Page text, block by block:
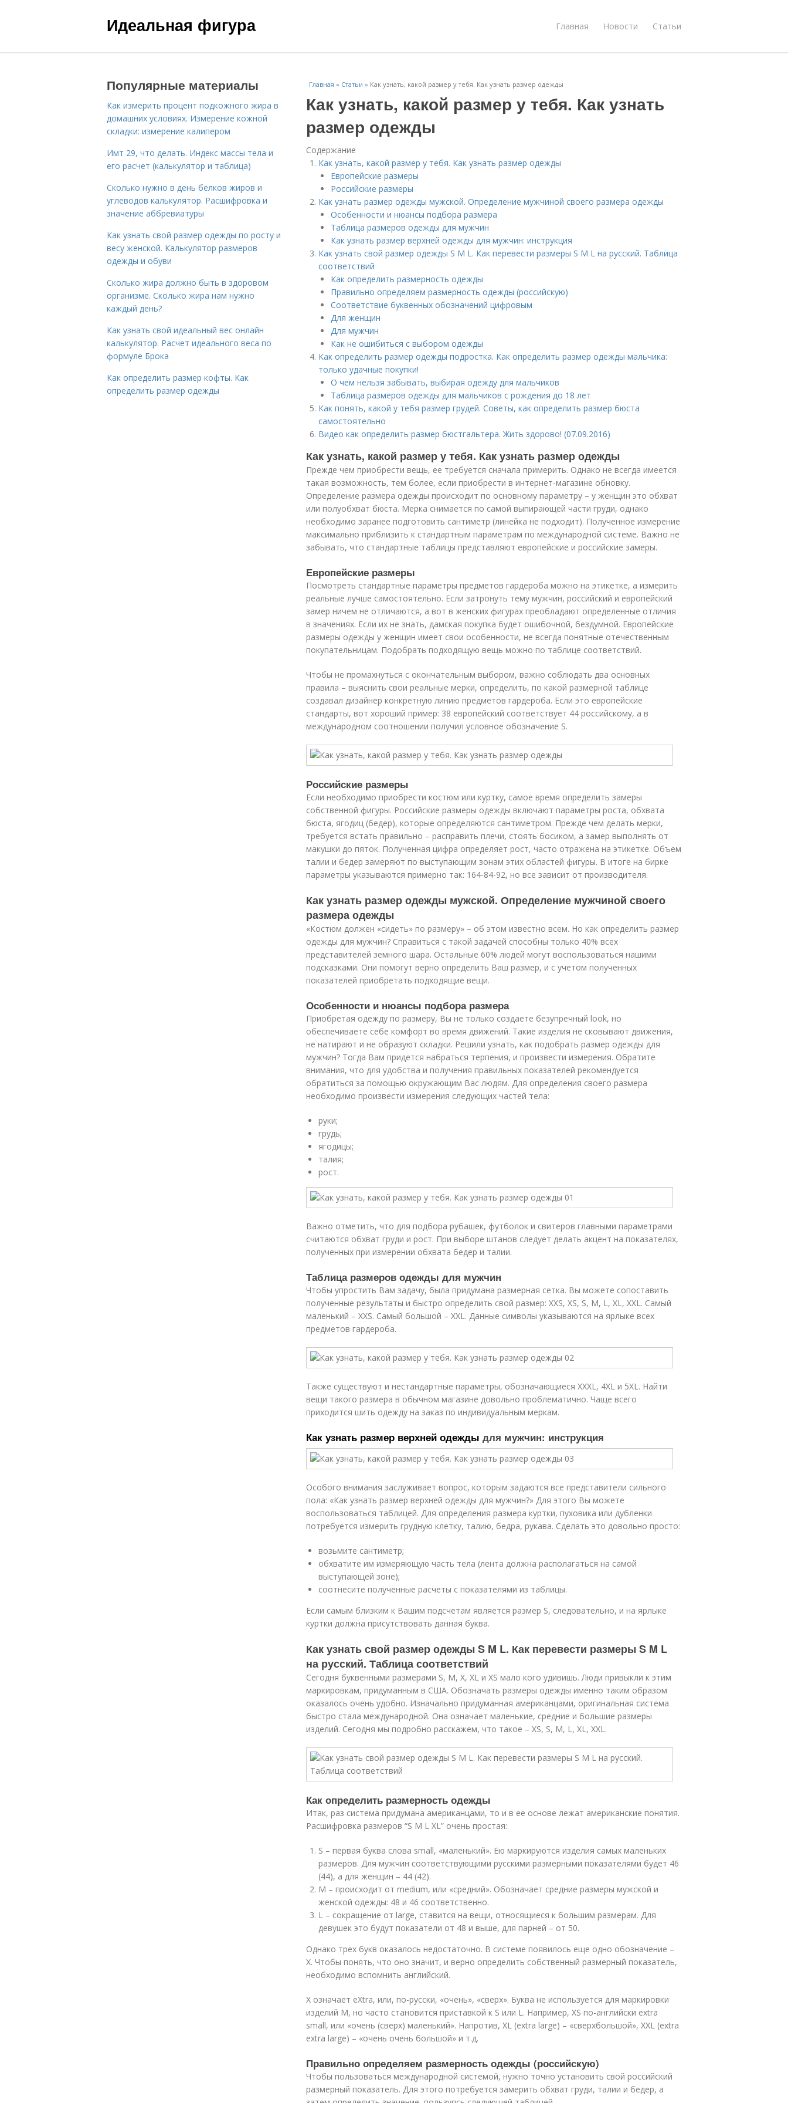
Идеальная фигура Главная Новости Статьи
Главная » Статьи » Как узнать, какой размер у тебя. Как узнать размер одежды
Как узнать, какой размер у тебя. Как узнать
размер одежды
Содержание
Как узнать, какой размер у тебя. Как узнать размер одежды
Европейские размеры
Российские размеры
Как узнать размер одежды мужской. Определение мужчиной своего размера одежды
Особенности и нюансы подбора размера
Таблица размеров одежды для мужчин
Как узнать размер верхней одежды для мужчин: инструкция
Как узнать свой размер одежды S M L. Как перевести размеры S M L на русский. Таблица
соответствий
Как определить размерность одежды
Правильно определяем размерность одежды (российскую)
Соответствие буквенных обозначений цифровым
Для женщин
Для мужчин
Как не ошибиться с выбором одежды
Как определить размер одежды подростка. Как определить размер одежды мальчика:
только удачные покупки!
О чем нельзя забывать, выбирая одежду для мальчиков
Таблица размеров одежды для мальчиков с рождения до 18 лет
Как понять, какой у тебя размер грудей. Советы, как определить размер бюста
самостоятельно
Видео как определить размер бюстгальтера. Жить здорово! (07.09.2016)
Как узнать, какой размер у тебя. Как узнать размер одежды
Прежде чем приобрести вещь, ее требуется сначала примерить. Однако не всегда имеется
такая возможность, тем более, если приобрести в интернет-магазине обновку.
Определение размера одежды происходит по основному параметру – у женщин это обхват
или полуобхват бюста. Мерка снимается по самой выпирающей части груди, однако
необходимо заранее подготовить сантиметр (линейка не подходит). Полученное измерение
максимально приблизить к стандартным параметрам по международной системе. Важно не
забывать, что стандартные таблицы представляют европейские и российские замеры.
Европейские размеры
Посмотреть стандартные параметры предметов гардероба можно на этикетке, а измерить
реальные лучше самостоятельно. Если затронуть тему мужчин, российский и европейский
замер ничем не отличаются, а вот в женских фигурах преобладают определенные отличия
в значениях. Если их не знать, дамская покупка будет ошибочной, бездумной. Европейские
размеры одежды у женщин имеет свои особенности, не всегда понятные отечественным
покупательницам. Подобрать подходящую вещь можно по таблице соответствий.
Чтобы не промахнуться с окончательным выбором, важно соблюдать два основных
правила – выяснить свои реальные мерки, определить, по какой размерной таблице
создавал дизайнер конкретную линию предметов гардероба. Если это европейские
стандарты, вот хороший пример: 38 европейский соответствует 44 российскому, а в
международном соотношении получил условное обозначение S.
Российские размеры
Если необходимо приобрести костюм или куртку, самое время определить замеры
собственной фигуры. Российские размеры одежды включают параметры роста, обхвата
бюста, ягодиц (бедер), которые определяются сантиметром. Прежде чем делать мерки,
требуется встать правильно – расправить плечи, стоять босиком, а замер выполнять от
макушки до пяток. Полученная цифра определяет рост, часто отражена на этикетке. Объем
талии и бедер замеряют по выступающим зонам этих областей фигуры. В итоге на бирке
параметры указываются примерно так: 164-84-92, но все зависит от производителя.
Как узнать размер одежды мужской. Определение мужчиной своего
размера одежды
«Костюм должен «сидеть» по размеру» – об этом известно всем. Но как определить размер
одежды для мужчин? Справиться с такой задачей способны только 40% всех
представителей земного шара. Остальные 60% людей могут воспользоваться нашими
подсказками. Они помогут верно определить Ваш размер, и с учетом полученных
показателей приобретать подходящие вещи.
Особенности и нюансы подбора размера
Приобретая одежду по размеру, Вы не только создаете безупречный look, но
обеспечиваете себе комфорт во время движений. Такие изделия не сковывают движения,
не натирают и не образуют складки. Решили узнать, как подобрать размер одежды для
мужчин? Тогда Вам придется набраться терпения, и произвести измерения. Обратите
внимания, что для удобства и получения правильных показателей рекомендуется
обратиться за помощью окружающим Вас людям. Для определения своего размера
необходимо произвести измерения следующих частей тела:
руки;
грудь;
ягодицы;
талия;
рост.
Важно отметить, что для подбора рубашек, футболок и свитеров главными параметрами
считаются обхват груди и рост. При выборе штанов следует делать акцент на показателях,
полученных при измерении обхвата бедер и талии.
Таблица размеров одежды для мужчин
Чтобы упростить Вам задачу, была придумана размерная сетка. Вы можете сопоставить
полученные результаты и быстро определить свой размер: XXS, XS, S, M, L, XL, XXL. Самый
маленький – XXS. Самый большой – XXL. Данные символы указываются на ярлыке всех
предметов гардероба.
Также существуют и нестандартные параметры, обозначающиеся XXXL, 4XL и 5XL. Найти
вещи такого размера в обычном магазине довольно проблематично. Чаще всего
приходится шить одежду на заказ по индивидуальным меркам.
Как узнать размер верхней одежды для мужчин: инструкция
Особого внимания заслуживает вопрос, которым задаются все представители сильного
пола: «Как узнать размер верхней одежды для мужчин?» Для этого Вы можете
воспользоваться таблицей. Для определения размера куртки, пуховика или дубленки
потребуется измерить грудную клетку, талию, бедра, рукава. Сделать это довольно просто:
возьмите сантиметр;
обхватите им измеряющую часть тела (лента должна располагаться на самой
выступающей зоне);
соотнесите полученные расчеты с показателями из таблицы.
Если самым близким к Вашим подсчетам является размер S, следовательно, и на ярлыке
куртки должна присутствовать данная буква.
Как узнать свой размер одежды S M L. Как перевести размеры S M L
на русский. Таблица соответствий
Сегодня буквенными размерами S, M, X, XL и XS мало кого удивишь. Люди привыкли к этим
маркировкам, придуманным в США. Обозначать размеры одежды именно таким образом
оказалось очень удобно. Изначально придуманная американцами, оригинальная система
быстро стала международной. Она означает маленькие, средние и большие размеры
изделий. Сегодня мы подробно расскажем, что такое – XS, S, M, L, XL, XXL.
Как определить размерность одежды
Итак, раз система придумана американцами, то и в ее основе лежат американские понятия.
Расшифровка размеров “S M L XL” очень простая:
S – первая буква слова small, «маленький». Ею маркируются изделия самых маленьких
размеров. Для мужчин соответствующими русскими размерными показателями будет 46
(44), а для женщин – 44 (42).
M – происходит от medium, или «средний». Обозначает средние размеры мужской и
женской одежды: 48 и 46 соответственно.
L – сокращение от large, ставится на вещи, относящиеся к большим размерам. Для
девушек это будут показатели от 48 и выше, для парней – от 50.
Однако трех букв оказалось недостаточно. В системе появилось еще одно обозначение –
X. Чтобы понять, что оно значит, и верно определить собственный размерный показатель,
необходимо вспомнить английский.
X означает eXtra, или, по-русски, «очень», «сверх». Буква не используется для маркировки
изделий M, но часто становится приставкой к S или L. Например, XS по-английски extra
small, или «очень (сверх) маленький». Напротив, XL (extra large) – «сверхбольшой», XXL (extra
extra large) – «очень очень большой» и т.д.
Правильно определяем размерность одежды (российскую)
Чтобы пользоваться международной системой, нужно точно установить свой российский
размерный показатель. Для этого потребуется замерить обхват груди, талии и бедер, а
Популярные материалы
Как измерить процент подкожного жира в
домашних условиях. Измерение кожной
складки: измерение калипером
Имт 29, что делать. Индекс массы тела и
его расчет (калькулятор и таблица)
Сколько нужно в день белков жиров и
углеводов калькулятор. Расшифровка и
значение аббревиатуры
Как узнать свой размер одежды по росту и
весу женской. Калькулятор размеров
одежды и обуви
Сколько жира должно быть в здоровом
организме. Сколько жира нам нужно
каждый день?
Как узнать свой идеальный вес онлайн
калькулятор. Расчет идеального веса по
формуле Брока
Как определить размер кофты. Как
определить размер одежды